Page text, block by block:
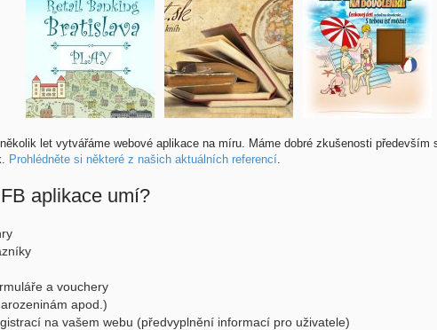
let vytvářáme webové aplikace na míru. Máme dobré zkušenosti především
Prohlédněte si některé z našich aktuálních referencí.
aplikace umí?
a vouchery
apod.)
na vašem webu (předvyplnění informací pro uživatele)